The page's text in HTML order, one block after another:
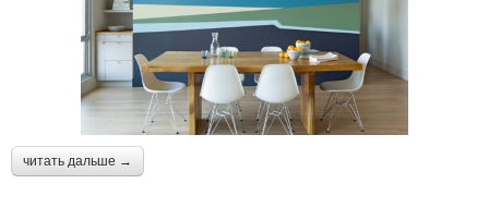
читать дальше →